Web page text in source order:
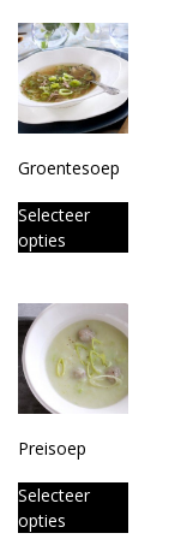
Groentesoep
Selecteer
opties
Preisoep
Selecteer
opties